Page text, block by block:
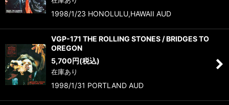
1998/1/23 HONOLULU,HAWAII AUD
VGP-171 THE ROLLING STONES / BRIDGES TO
OREGON
5,700円(税込)
在庫あり
1998/1/31 PORTLAND AUD